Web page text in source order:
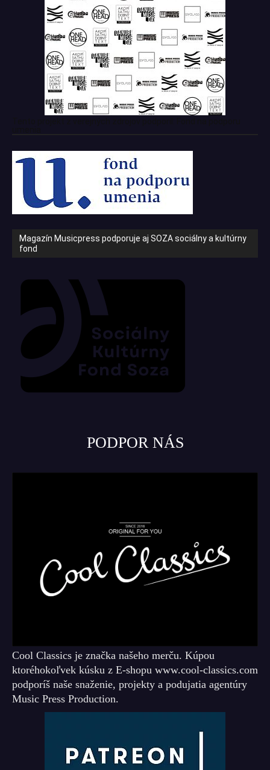
Magazín Musicpress podporuje aj SOZA sociálny a kultúrny
fond
PODPOR NÁS
Cool Classics je značka našeho merču. Kúpou
ktoréhokoľvek kúsku z E-shopu www.cool-classics.com
podporíš naše snaženie, projekty a podujatia agentúry
Music Press Production.